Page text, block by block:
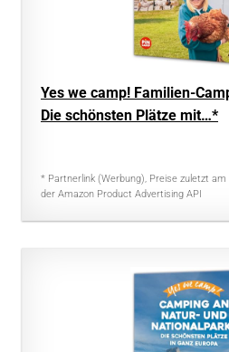
Yes we camp! Familien-
Die schönsten Plätze mit…*
* Partnerlink (Werbung), Preise zuletzt
der Amazon Product Advertising API